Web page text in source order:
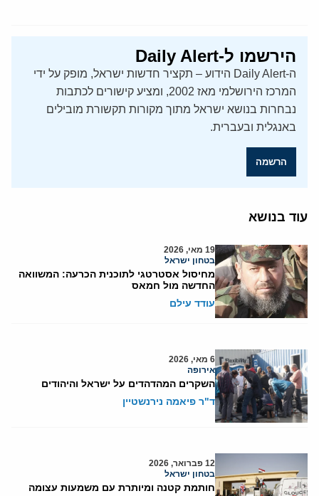
הירשמו ל-Daily Alert
ה-Daily Alert הידוע – תקציר חדשות ישראל, מופק על ידי
המרכז הירושלמי מאז 2002, ומציע קישורים לכתבות
נבחרות בנושא ישראל מתוך מקורות תקשורת מובילים
באנגלית ובעברית.
הרשמה
עוד בנושא
19 מאי, 2026
בטחון ישראל
מחיסול אסטרטגי לתוכנית הכרעה: המשוואה
החדשה מול חמאס
עודד עילם
6 מאי, 2026
אירופה
השקרים המהדהדים על ישראל והיהודים
ד"ר פיאמה נירנשטיין
12 פברואר, 2026
בטחון ישראל
חותמת קטנה ומיותרת עם משמעות עצומה